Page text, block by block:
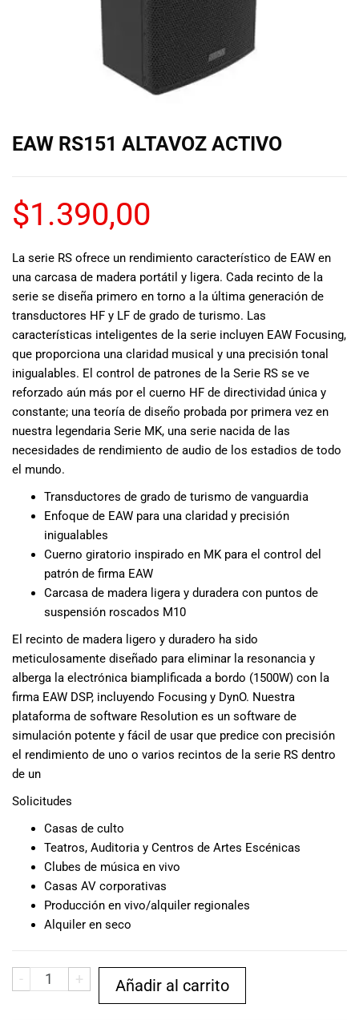
marcas del
mercado,
desde
guitarras, bajos
y baterías
mezcladores y
una selección
instrumentos
de viento,
teclados y
accesorios
para satisfacer
todas las
necesidades
musicales.
Nuestro equipo
de expertos en
música está
aquí para
instrumento o
equipo de
adecuado para
ti, y ofrecerte el
mejor servicio
al cliente
posible.
Además,
ofrecemos
precios
competitivos y
promociones
especiales
para nuestros
clientes. Ven a
compra en
línea a través
de nuestra
página web y
tu hogar.
¡Descubre el
mundo de la
EAW RS151 ALTAVOZ ACTIVO
$1.390,00
La serie RS ofrece un rendimiento característico de EAW en
una carcasa de madera portátil y ligera. Cada recinto de la
serie se diseña primero en torno a la última generación de
transductores HF y LF de grado de turismo. Las
características inteligentes de la serie incluyen EAW Focusing,
que proporciona una claridad musical y una precisión tonal
inigualables. El control de patrones de la Serie RS se ve
reforzado aún más por el cuerno HF de directividad única y
constante; una teoría de diseño probada por primera vez en
nuestra legendaria Serie MK, una serie nacida de las
necesidades de rendimiento de audio de los estadios de todo
el mundo.
Transductores de grado de turismo de vanguardia
Enfoque de EAW para una claridad y precisión
inigualables
Cuerno giratorio inspirado en MK para el control del
patrón de firma EAW
Carcasa de madera ligera y duradera con puntos de
suspensión roscados M10
El recinto de madera ligero y duradero ha sido
meticulosamente diseñado para eliminar la resonancia y
alberga la electrónica biamplificada a bordo (1500W) con la
firma EAW DSP, incluyendo Focusing y DynO. Nuestra
plataforma de software Resolution es un software de
simulación potente y fácil de usar que predice con precisión
el rendimiento de uno o varios recintos de la serie RS dentro
de un
Solicitudes
Casas de culto
Teatros, Auditoria y Centros de Artes Escénicas
Clubes de música en vivo
Casas AV corporativas
Producción en vivo/alquiler regionales
Alquiler en seco
- + Añadir al carrito